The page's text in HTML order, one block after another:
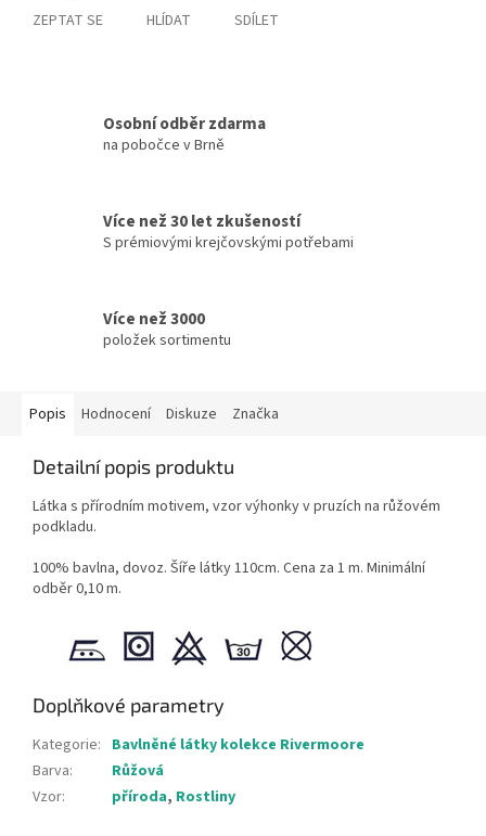
ZEPTAT SE HLÍDAT SDÍLET
Osobní odběr zdarma
na pobočce v Brně
Více než 30 let zkušeností
S prémiovými krejčovskými potřebami
Více než 3000
položek sortimentu
Popis Hodnocení Diskuze Značka
Detailní popis produktu
Látka s přírodním motivem, vzor výhonky v pruzích na růžovém
podkladu.
100% bavlna, dovoz. Šíře látky 110cm. Cena za 1 m. Minimální
odběr 0,10 m.
Doplňkové parametry
Kategorie: Bavlněné látky kolekce Rivermoore
Barva:
Růžová
Vzor: příroda, Rostliny